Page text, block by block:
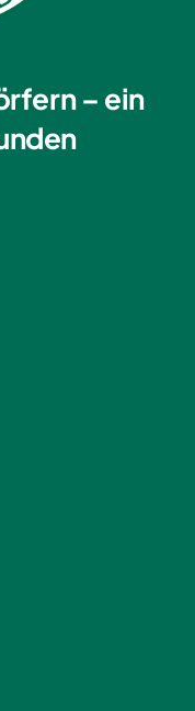
– ein